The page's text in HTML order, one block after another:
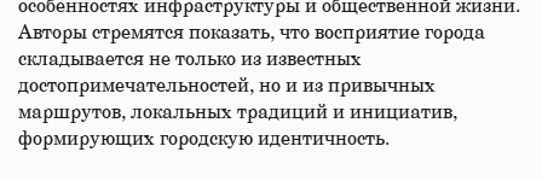
особенностях инфраструктуры и общественной жизни.
Авторы стремятся показать, что восприятие города
складывается не только из известных
достопримечательностей, но и из привычных
маршрутов, локальных традиций и инициатив,
формирующих городскую идентичность.